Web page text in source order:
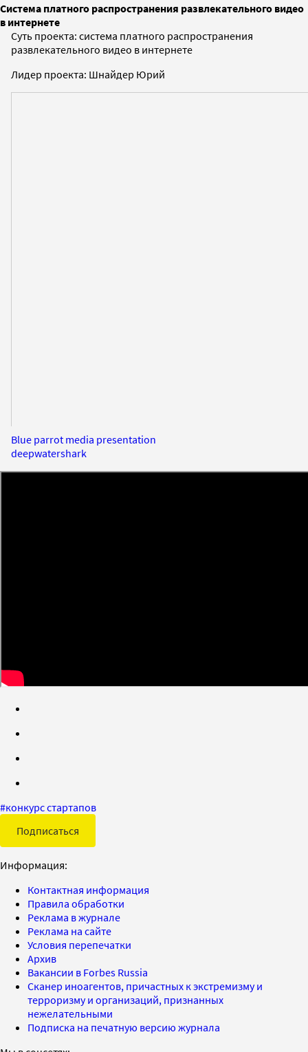
Система платного распространения развлекательного видео
в интернете
Суть проекта: система платного распространения
развлекательного видео в интернете
Лидер проекта: Шнайдер Юрий
Blue parrot media presentation
deepwatershark
#конкурс стартапов
Подписаться
Информация:
Контактная информация
Правила обработки
Реклама в журнале
Реклама на сайте
Условия перепечатки
Архив
Вакансии в Forbes Russia
Сканер иноагентов, причастных к экстремизму и
терроризму и организаций, признанных
нежелательными
Подписка на печатную версию журнала